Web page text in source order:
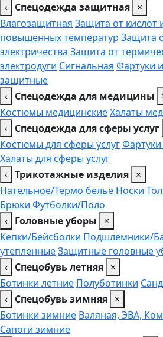
‹ Спецодежда защитная ×
Влагозащитная Защита от кислот
повышенных температур Защита
электричества Защита от
электродуги Сигнальная Фартуки
защитные
‹ Спецодежда для медицины
Костюмы медицинскиеХалаты
‹ Спецодежда для сферы услуг
Костюмы для сферы услугФартуки
Халаты для сферы услуг
‹ Трикотажные изделия ×
Нательное/Термо белье Носки
Брюки Футболки/Поло
‹ Головные уборы
×
Кепки/Бейсболки Подшлемники/
утепленныеЗащитные головные
‹ Спецобувь летняя ×
Ботинки летние Полуботинки
‹ Спецобувь зимняя ×
Ботинки зимние Валяная, ЭВА,
Сапоги зимние